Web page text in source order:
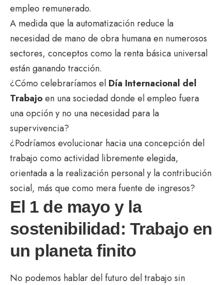
empleo remunerado.
A medida que la automatización reduce la
necesidad de mano de obra humana en numerosos
sectores, conceptos como la renta básica universal
están ganando tracción.
¿Cómo celebraríamos el Día Internacional del
Trabajoen una sociedad donde el empleo fuera
una opción y no una necesidad para la
supervivencia?
¿Podríamos evolucionar hacia una concepción del
trabajo como actividad libremente elegida,
orientada a la realización personal y la contribución
social, más que como mera fuente de ingresos?
El 1 de mayo y la
sostenibilidad: Trabajo en
un planeta finito
No podemos hablar del futuro del trabajo sin